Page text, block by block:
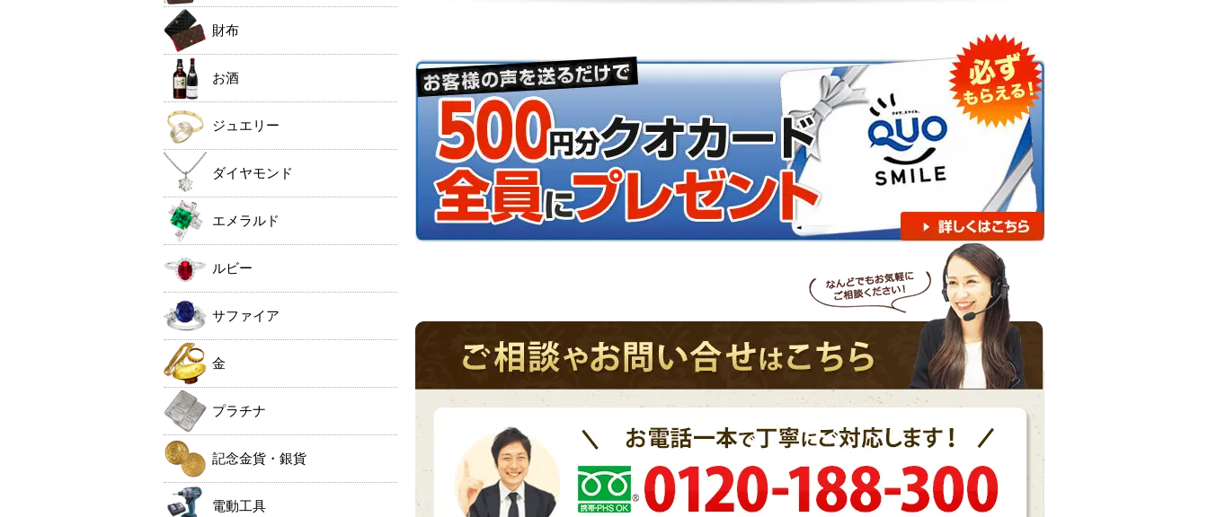
財布
お酒
ジュエリー
ダイヤモンド
エメラルド
ルビー
サファイア
金
プラチナ
記念金貨・銀貨
電動工具